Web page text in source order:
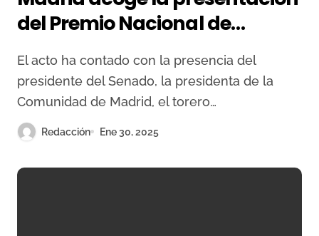
del Premio Nacional de
Tauromaquia 2024
El acto ha contado con la presencia del
presidente del Senado, la presidenta de la
Comunidad de Madrid, el torero…
Redacción Ene 30, 2025